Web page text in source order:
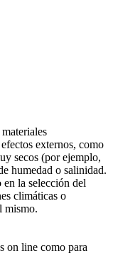
externos, como
secos (por ejemplo,
humedad o salinidad.
la selección del
climáticas o
mismo.
on line como para